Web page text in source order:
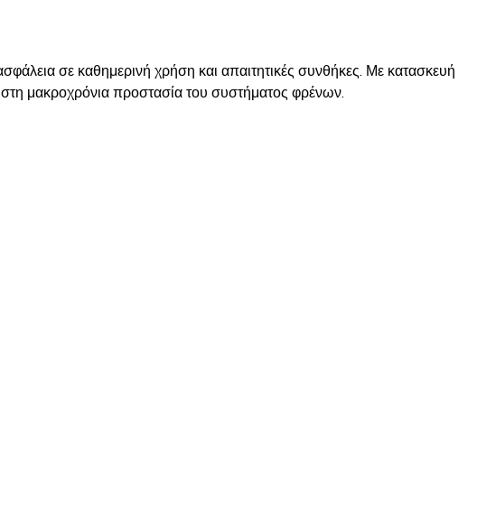
σε καθημερινή χρήση και απαιτητικές συνθήκες. Με κατασκευή
μακροχρόνια προστασία του συστήματος φρένων.